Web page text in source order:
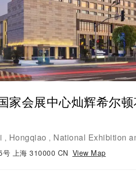
家会展中心灿辉希尔
, Hongqiao , National Exhibition
号 上海 310000 CN View Map